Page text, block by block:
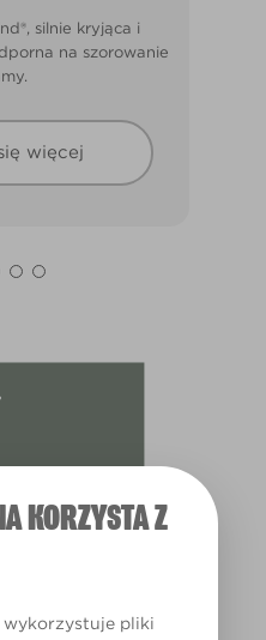
KORZYSTA Z
pliki
silnie kryjąca i
na szorowanie
więcej